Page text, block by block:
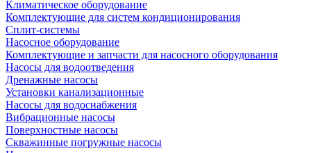
Климатическое оборудование
Комплектующие для систем кондиционирования
Сплит-системы
Насосное оборудование
Комплектующие и запчасти для насосного оборудования
Насосы для водоотведения
Дренажные насосы
Установки канализационные
Насосы для водоснабжения
Вибрационные насосы
Поверхностные насосы
Скважинные погружные насосы